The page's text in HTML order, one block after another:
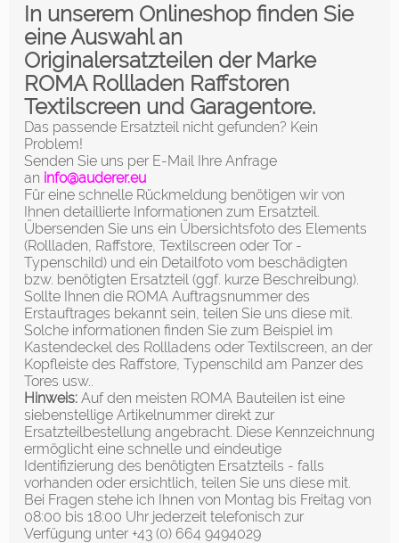
In unserem Onlineshop finden Sie
eine Auswahl an
Originalersatzteilen der Marke
ROMA Rollladen Raffstoren
Textilscreen und Garagentore.
Das passende Ersatzteil nicht gefunden? Kein
Problem!
Senden Sie uns per E-Mail Ihre Anfrage
an info@auderer.eu
Für eine schnelle Rückmeldung benötigen wir von
Ihnen detaillierte Informationen zum Ersatzteil.
Übersenden Sie uns ein Übersichtsfoto des Elements
(Rollladen, Raffstore, Textilscreen oder Tor -
Typenschild) und ein Detailfoto vom beschädigten
bzw. benötigten Ersatzteil (ggf. kurze Beschreibung).
Sollte Ihnen die ROMA Auftragsnummer des
Erstauftrages bekannt sein, teilen Sie uns diese mit.
Solche informationen finden Sie zum Beispiel im
Kastendeckel des Rollladens oder Textilscreen, an der
Kopfleiste des Raffstore, Typenschild am Panzer des
Tores usw..
Hinweis: Auf den meisten ROMA Bauteilen ist eine
siebenstellige Artikelnummer direkt zur
Ersatzteilbestellung angebracht. Diese Kennzeichnung
ermöglicht eine schnelle und eindeutige
Identifizierung des benötigten Ersatzteils - falls
vorhanden oder ersichtlich, teilen Sie uns diese mit.
Bei Fragen stehe ich Ihnen von Montag bis Freitag von
08:00 bis 18:00 Uhr jederzeit telefonisch zur
Verfügung unter +43 (0) 664 9494029